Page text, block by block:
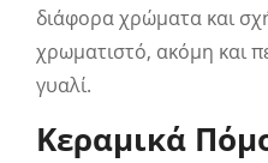
διάφορα χρώματα και
χρωματιστό, ακόμη και
γυαλί.
Κεραμικά